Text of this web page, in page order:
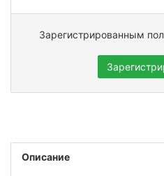
Зарегистрированным
Описание